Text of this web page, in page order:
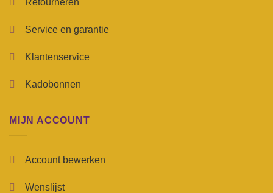
Retourneren
Service en garantie
Klantenservice
Kadobonnen
MIJN ACCOUNT
Account bewerken
Wenslijst